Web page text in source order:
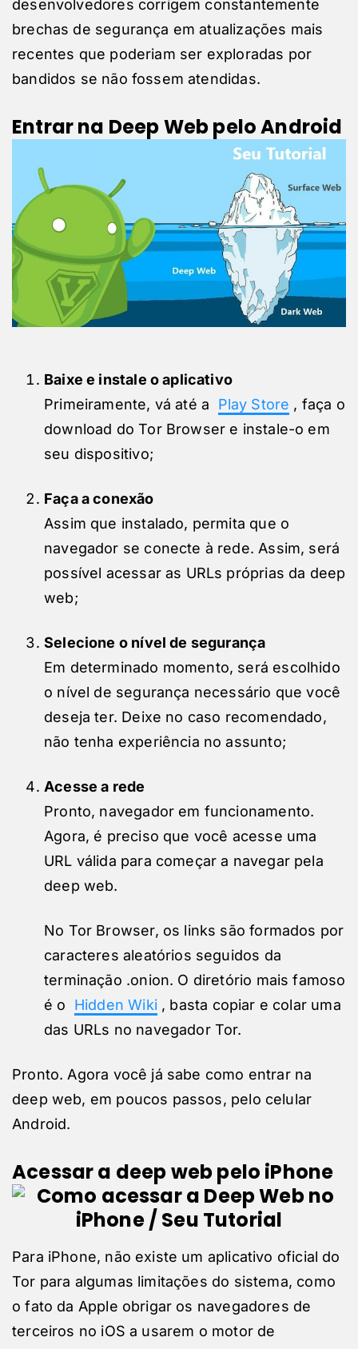
desenvolvedores corrigem constantemente
brechas de segurança em atualizações mais
recentes que poderiam ser exploradas por
bandidos se não fossem atendidas.
Entrar na Deep Web pelo Android
Baixe e instale o aplicativo
Primeiramente, vá até a Play Store , faça o
download do Tor Browser e instale-o em
seu dispositivo;
Faça a conexão
Assim que instalado, permita que o
navegador se conecte à rede. Assim, será
possível acessar as URLs próprias da deep
web;
Selecione o nível de segurança
Em determinado momento, será escolhido
o nível de segurança necessário que você
deseja ter. Deixe no caso recomendado,
não tenha experiência no assunto;
Acesse a rede
Pronto, navegador em funcionamento.
Agora, é preciso que você acesse uma
URL válida para começar a navegar pela
deep web.
No Tor Browser, os links são formados por
caracteres aleatórios seguidos da
terminação .onion. O diretório mais famoso
é o Hidden Wiki, basta copiar e colar uma
das URLs no navegador Tor.
Pronto. Agora você já sabe como entrar na
deep web, em poucos passos, pelo celular
Android.
Acessar a deep web pelo iPhone
Para iPhone, não existe um aplicativo oficial do
Tor para algumas limitações do sistema, como
o fato da Apple obrigar os navegadores de
terceiros no iOS a usarem o motor de